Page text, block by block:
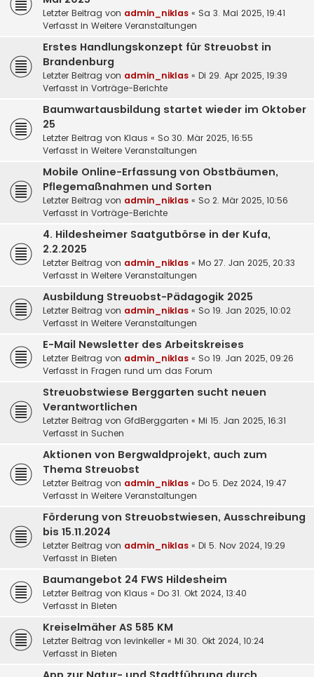
Letzter Beitrag von admin_niklas « Sa 3. Mai 2025, 19:41
Verfasst in Weitere Veranstaltungen
Erstes Handlungskonzept für Streuobst in
Brandenburg
Letzter Beitrag von admin_niklas « Di 29. Apr 2025, 19:39
Verfasst in Vorträge-Berichte
Baumwartausbildung startet wieder im Oktober
25
Letzter Beitrag von Klaus « So 30. Mär 2025, 16:55
Verfasst in Weitere Veranstaltungen
Mobile Online-Erfassung von Obstbäumen,
Pflegemaßnahmen und Sorten
Letzter Beitrag von admin_niklas « So 2. Mär 2025, 10:56
Verfasst in Vorträge-Berichte
4. Hildesheimer Saatgutbörse in der Kufa,
2.2.2025
Letzter Beitrag von admin_niklas « Mo 27. Jan 2025, 20:33
Verfasst in Weitere Veranstaltungen
Ausbildung Streuobst-Pädagogik 2025
Letzter Beitrag von admin_niklas « So 19. Jan 2025, 10:02
Verfasst in Weitere Veranstaltungen
E-Mail Newsletter des Arbeitskreises
Letzter Beitrag von admin_niklas « So 19. Jan 2025, 09:26
Verfasst in Fragen rund um das Forum
Streuobstwiese Berggarten sucht neuen
Verantwortlichen
Letzter Beitrag von GfdBerggarten « Mi 15. Jan 2025, 16:31
Verfasst in Suchen
Aktionen von Bergwaldprojekt, auch zum
Thema Streuobst
Letzter Beitrag von admin_niklas « Do 5. Dez 2024, 19:47
Verfasst in Weitere Veranstaltungen
Förderung von Streuobstwiesen, Ausschreibung
bis 15.11.2024
Letzter Beitrag von admin_niklas « Di 5. Nov 2024, 19:29
Verfasst in Bieten
Baumangebot 24 FWS Hildesheim
Letzter Beitrag von Klaus « Do 31. Okt 2024, 13:40
Verfasst in Bieten
Kreiselmäher AS 585 KM
Letzter Beitrag von levinkeller « Mi 30. Okt 2024, 10:24
Verfasst in Bieten